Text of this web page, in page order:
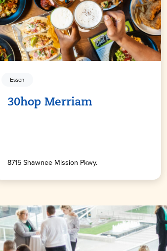
Essen
30hop Merriam
8715 Shawnee Mission Pkwy.